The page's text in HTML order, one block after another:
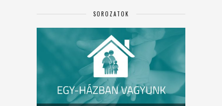
SOROZATOK